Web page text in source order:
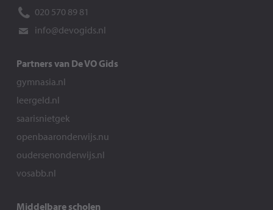
020 570 89 81
info@devogids.nl
Partners van De VO Gids
gymnasia.nl
leergeld.nl
saarisnietgek
openbaaronderwijs.nu
oudersenonderwijs.nl
vosabb.nl
Middelbare scholen